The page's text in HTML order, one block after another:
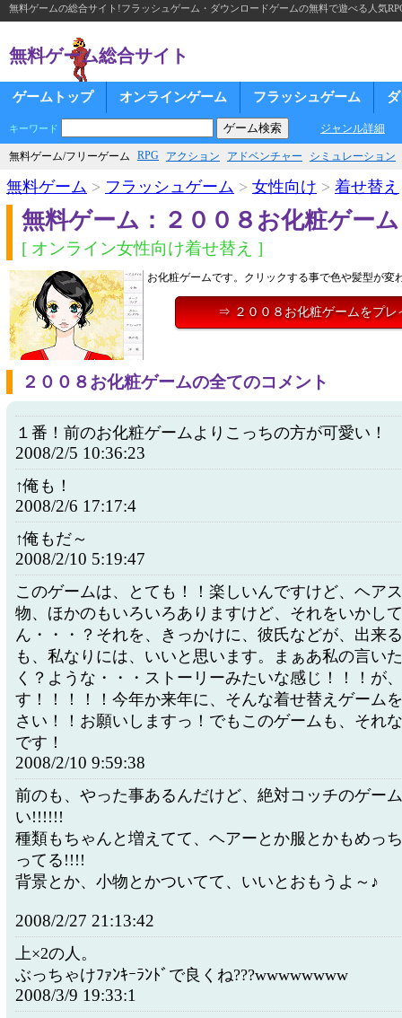
無料ゲームの総合サイト!フラッシュゲーム・ダウンロードゲームの無料で遊べる人気
無料ゲーム総合サイト
ゲームトップ オンラインゲーム フラッシュゲーム
キーワード ジャンル詳細
無料ゲーム/フリーゲーム RPG アクション アドベンチャー シミュレーション
無料ゲーム > フラッシュゲーム > 女性向け > 着せ替え
無料ゲーム：２００８お化粧ゲーム
[ オンライン女性向け着せ替え ]
お化粧ゲームです。クリックする事で色や髪型が変
⇒ ２００８お化粧ゲームをプレ
２００８お化粧ゲームの全てのコメント
１番！前のお化粧ゲームよりこっちの方が可愛い！
2008/2/5 10:36:23
↑俺も！
2008/2/6 17:17:4
↑俺もだ～
2008/2/10 5:19:47
このゲームは、とても！！楽しいんですけど、ヘア
物、ほかのもいろいろありますけど、それをいかし
ん・・・？それを、きっかけに、彼氏などが、出来
も、私なりには、いいと思います。まぁあ私の言い
く？ような・・・ストーリーみたいな感じ！！！が
す！！！！！今年か来年に、そんな着せ替えゲーム
さい！！お願いしますっ！でもこのゲームも、それ
です！
2008/2/10 9:59:38
前のも、やった事あるんだけど、絶対コッチのゲー
い!!!!!!
種類もちゃんと増えてて、ヘアーとか服とかもめっ
ってる!!!!
背景とか、小物とかついてて、いいとおもうよ～♪
2008/2/27 21:13:42
上×2の人。
ぶっちゃけﾌｧﾝｷｰﾗﾝﾄﾞで良くね???wwwwwwww
2008/3/9 19:33:1